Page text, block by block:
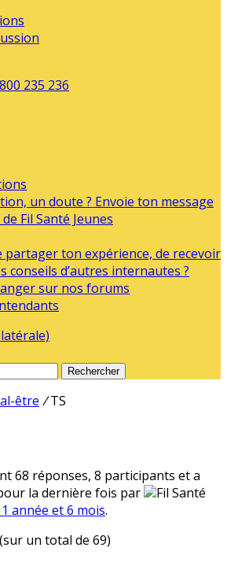
un doute ? Envoie ton message
Fil Santé Jeunes
partager ton expérience, de recevoir
conseils d’autres internautes ?
sur nos forums
Rechercher
être / TS
68 réponses, 8 participants et a
la dernière fois par
Fil Santé
année et 6 mois.
un total de 69)